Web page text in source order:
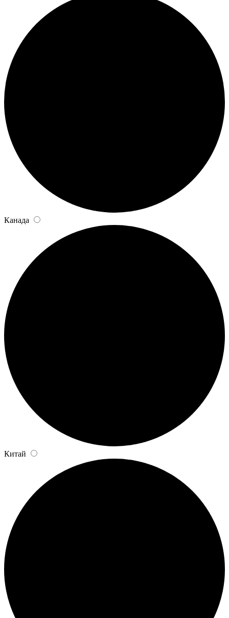
Канада
Китай